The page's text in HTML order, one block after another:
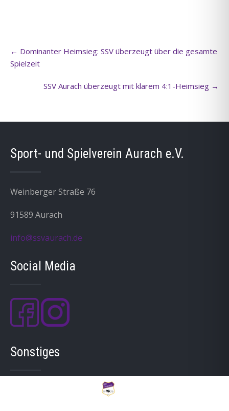
navigation
← Dominanter Heimsieg: SSV überzeugt über die gesamte
Spielzeit
SSV Aurach überzeugt mit klarem 4:1-Heimsieg →
Sport- und Spielverein Aurach e.V.
Weinberger Straße 76
91589 Aurach
info@ssvaurach.de
Social Media
Sonstiges